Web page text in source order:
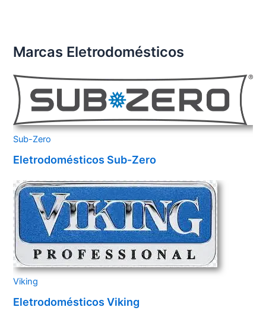
Marcas Eletrodomésticos
Sub-Zero
Eletrodomésticos Sub-Zero
Viking
Eletrodomésticos Viking